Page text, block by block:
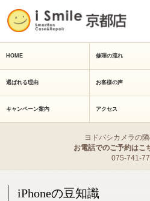
HOME 修理の流れ
選ばれる理由 お客様の声
キャンペーン案内 アクセス
ヨドバシカメラの
お電話でのご予約はこ
075-741-
iPhoneの豆知識